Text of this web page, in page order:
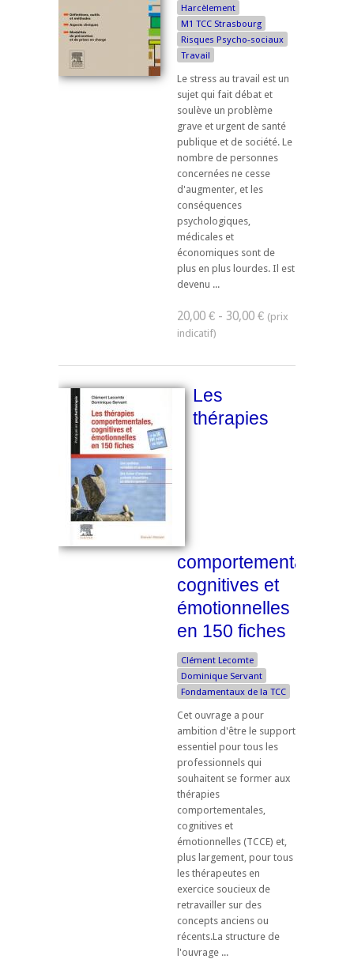
Harcèlement
M1 TCC Strasbourg
Risques Psycho-sociaux
Travail
Le stress au travail est un
sujet qui fait débat et
soulève un problème
grave et urgent de santé
publique et de société. Le
nombre de personnes
concernées ne cesse
d'augmenter, et les
conséquences
psychologiques,
médicales et
économiques sont de
plus en plus lourdes. Il est
devenu ...
20,00 € - 30,00 €
Les
thérapies
comportementales,
cognitives et
émotionnelles
en 150 fiches
Clément Lecomte
Dominique Servant
Fondamentaux de la TCC
Cet ouvrage a pour
ambition d'être le support
essentiel pour tous les
professionnels qui
souhaitent se former aux
thérapies
comportementales,
cognitives et
émotionnelles (TCCE) et,
plus largement, pour tous
les thérapeutes en
exercice soucieux de
retravailler sur des
concepts anciens ou
récents.La structure de
l'ouvrage ...